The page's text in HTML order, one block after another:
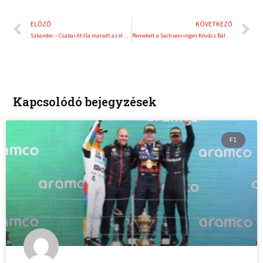
Előző
ELŐZŐ
Szkander – Csabai Atilla maradt az elnök
KÖVETKEZŐ
Remekelt a Sachsenringen Kovács Bálint!
Kapcsolódó bejegyzések
F1